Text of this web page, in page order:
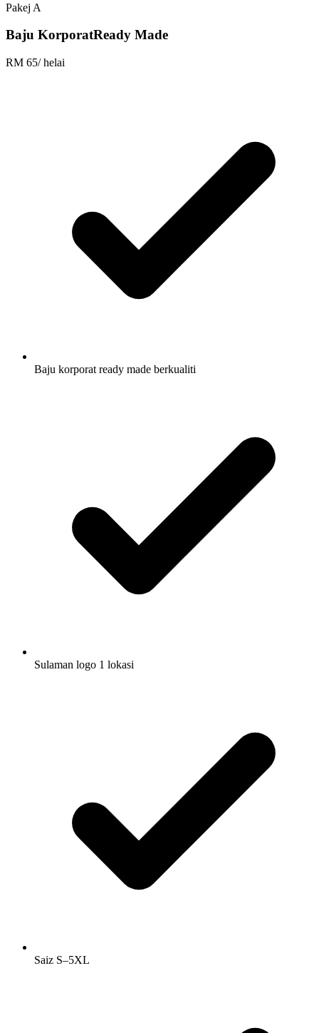
Pakej A
Baju KorporatReady Made
RM 65/ helai
Baju korporat ready made berkualiti
Sulaman logo 1 lokasi
Saiz S–5XL